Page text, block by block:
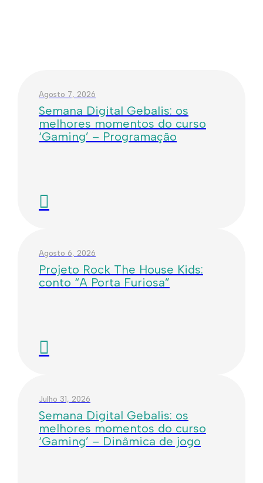
Agosto 7, 2026
Semana Digital Gebalis: os
melhores momentos do curso
‘Gaming’ – Programação
Agosto 6, 2026
Projeto Rock The House Kids:
conto “A Porta Furiosa”
Julho 31, 2026
Semana Digital Gebalis: os
melhores momentos do curso
‘Gaming’ – Dinâmica de jogo